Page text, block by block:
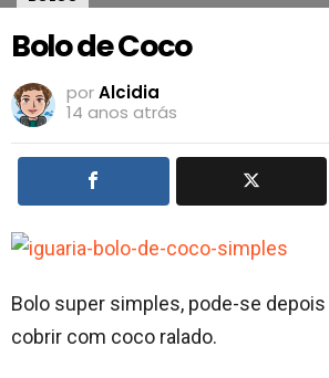
Bolo de Coco
porAlcidia
14 anos atrás
Bolo super simples, pode-se
cobrir com coco ralado.